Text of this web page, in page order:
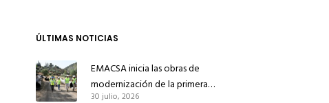
ÚLTIMAS NOTICIAS
EMACSA inicia las obras de
modernización de la primera
30 julio, 2026